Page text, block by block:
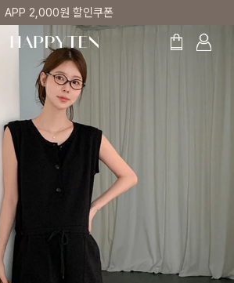
매주 리뷰어 최대 1만원 쿠폰